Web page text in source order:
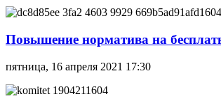
Повышение норматива на
пятница, 16 апреля 2021 17:30